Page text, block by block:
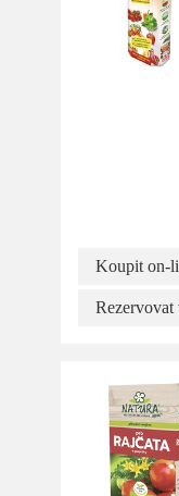
Koupit on-
Rezervovat